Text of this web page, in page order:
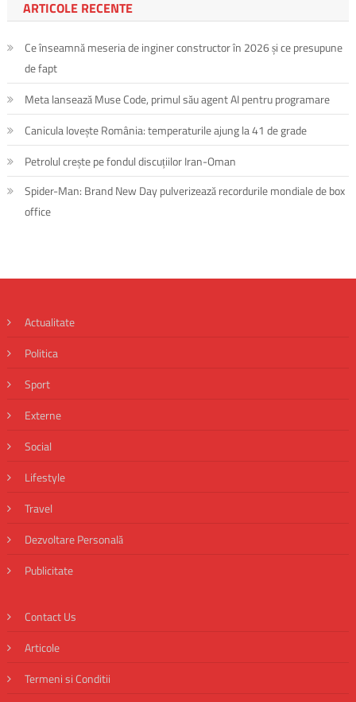
ARTICOLE RECENTE
Ce înseamnă meseria de inginer constructor în 2026 și ce presupune
de fapt
Meta lansează Muse Code, primul său agent AI pentru programare
Canicula lovește România: temperaturile ajung la 41 de grade
Petrolul crește pe fondul discuțiilor Iran-Oman
Spider-Man: Brand New Day pulverizează recordurile mondiale de box
office
Actualitate
Politica
Sport
Externe
Social
Lifestyle
Travel
Dezvoltare Personală
Publicitate
Contact Us
Articole
Termeni si Conditii